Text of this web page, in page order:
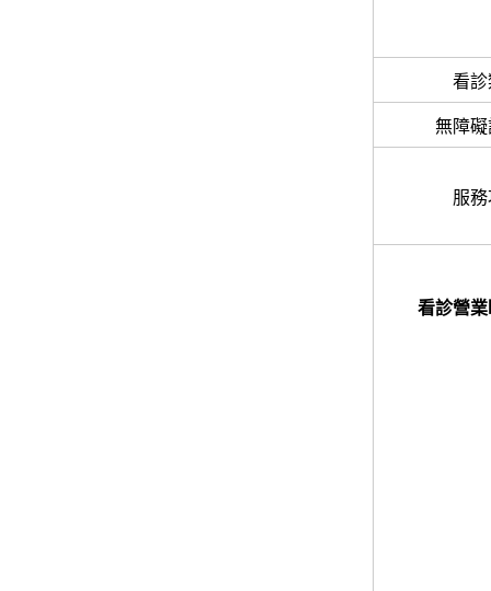
看
無障
服
看診營